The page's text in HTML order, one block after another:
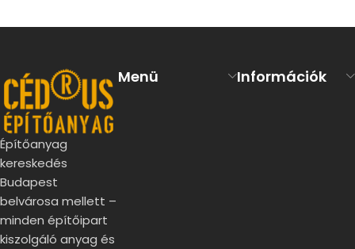
Építőanyag
kereskedés
Budapest
belvárosa mellett –
minden építőipart
kiszolgáló anyag és
Menü Információk